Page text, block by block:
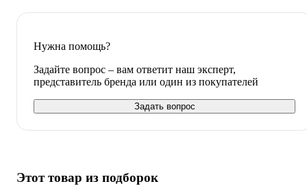
Нужна помощь?
Задайте вопрос – вам ответит наш эксперт,
представитель бренда или один из покупателей
Задать вопрос
Этот товар из подборок